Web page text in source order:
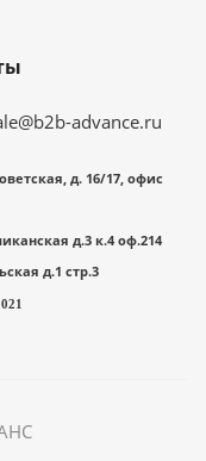
advance.ru
д. 16/17, офис
д.3 к.4 оф.214
д.1 стр.3